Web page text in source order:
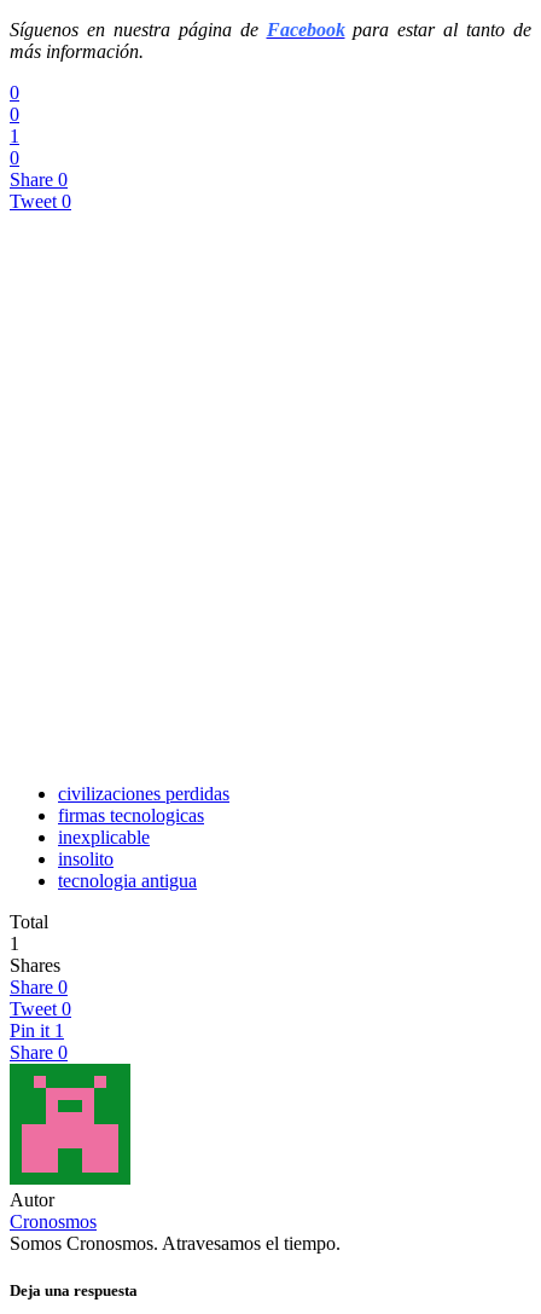
Síguenos en nuestra página de Facebookpara estar al tanto de
más información.
0
0
1
0
Share 0
Tweet 0
civilizaciones perdidas
firmas tecnologicas
inexplicable
insolito
tecnologia antigua
Total
1
Shares
Share 0
Tweet 0
Pin it 1
Share 0
Autor
Cronosmos
Somos Cronosmos. Atravesamos el tiempo.
Deja una respuesta